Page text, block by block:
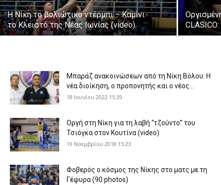
Η Νίκη το βολιώτικο ντέρμπι – Καμίνι
το Κλειστό της Νέας Ιωνίας (video)
Μπαράζ ανακοινώσεων από τη Νίκη Βόλου: Η
νέα διοίκηση, ο προπονητής και ο νέος...
18 Ιουνίου 2022 15:39
Οργή στη Νίκη για τη λαβή “τζούντο” του
Τσιόγκα στον Κουτίνα (video)
19 Νοεμβρίου 2018 15:23
Φοβερός ο κόσμος της Νίκης στο ματς με τη
Γέφυρα (90 photos)